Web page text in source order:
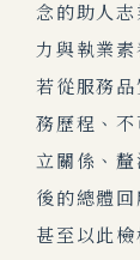
念的助人
力與執業
若從服務
務歷程、
立關係、
後的總體
甚至以此